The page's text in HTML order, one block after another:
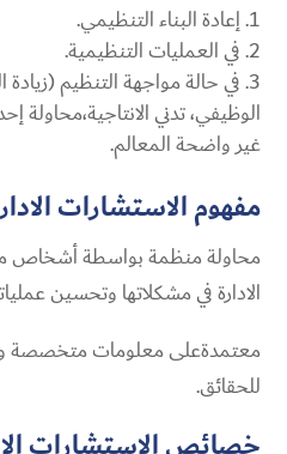
إعادة البناء التنظيمي.
في العمليات التنظيمية.
في حالة مواجهة التنظيم (زيادة
الوظيفي، تدني
غير واضحة المعالم.
مفهوم الاستشارات
محاولة منظمة بواسطة أشخاص
الادارة في مشكلاتها وتحسين
معتمدةعلى معلومات متخصصة
للحقائق.